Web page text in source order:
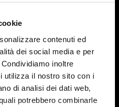
contenuti ed
dei social media e per
inoltre
utilizza il nostro sito con i
di analisi dei dati web,
potrebbero combinarle